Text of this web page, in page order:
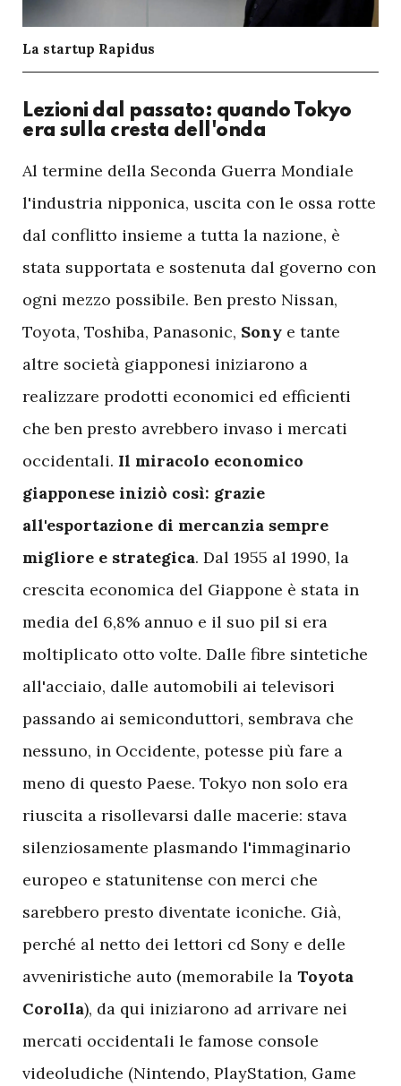
La startup Rapidus
Lezioni dal passato: quando Tokyo
era sulla cresta dell'onda
Al termine della Seconda Guerra Mondiale
l'industria nipponica, uscita con le ossa rotte
dal conflitto insieme a tutta la nazione, è
stata supportata e sostenuta dal governo con
ogni mezzo possibile. Ben presto Nissan,
Toyota, Toshiba, Panasonic, Sony e tante
altre società giapponesi iniziarono a
realizzare prodotti economici ed efficienti
che ben presto avrebbero invaso i mercati
occidentali. Il miracolo economico
giapponese iniziò così: grazie
all'esportazione di mercanzia sempre
migliore e strategica. Dal 1955 al 1990, la
crescita economica del Giappone è stata in
media del 6,8% annuo e il suo pil si era
moltiplicato otto volte. Dalle fibre sintetiche
all'acciaio, dalle automobili ai televisori
passando ai semiconduttori, sembrava che
nessuno, in Occidente, potesse più fare a
meno di questo Paese. Tokyo non solo era
riuscita a risollevarsi dalle macerie: stava
silenziosamente plasmando l'immaginario
europeo e statunitense con merci che
sarebbero presto diventate iconiche. Già,
perché al netto dei lettori cd Sony e delle
avveniristiche auto (memorabile la Toyota
Corolla), da qui iniziarono ad arrivare nei
mercati occidentali le famose console
videoludiche (Nintendo, PlayStation, Game